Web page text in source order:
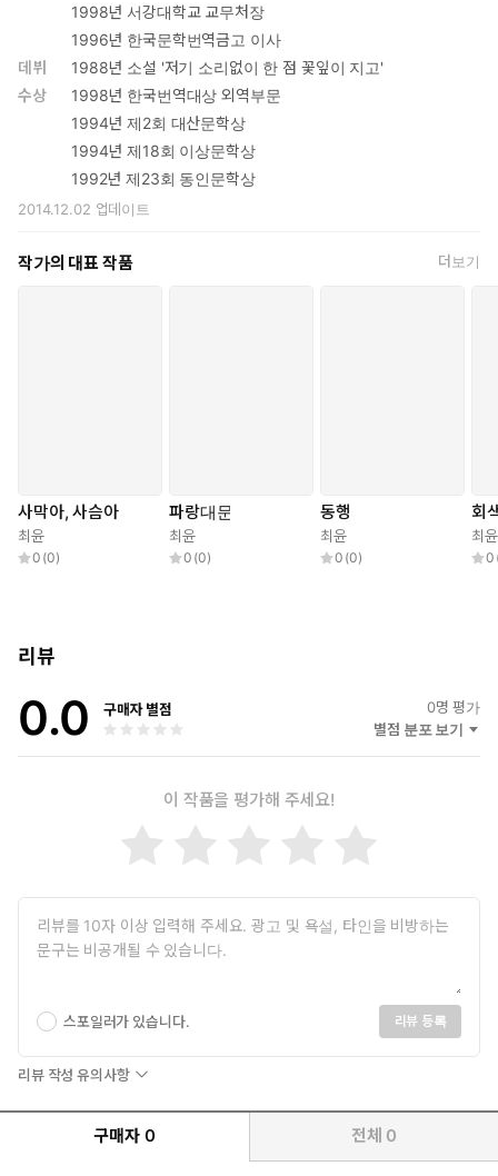
1998년 서강대학교 교무처장
1996년 한국문학번역금고 이사
데뷔
1988년 소설 '저기 소리없이 한 점 꽃잎이 지고'
수상
1998년 한국번역대상 외역부문
1994년 제2회 대산문학상
1994년 제18회 이상문학상
1992년 제23회 동인문학상
2014.12.02 업데이트
작가의 대표 작품 더보기
사막아, 사슴아
최윤
0 (0)
파랑대문
최윤
0 (0)
동행
최윤
0 (0)
회
최윤
0
리뷰
0.0 구매자 별점 0명 평가
별점 분포 보기
이 작품을 평가해 주세요!
스포일러가 있습니다. 리뷰 등록
리뷰 작성 유의사항
구매자 0 전체 0